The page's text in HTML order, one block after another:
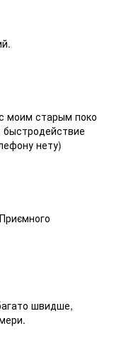
моим старым поко
нету)
швидше,